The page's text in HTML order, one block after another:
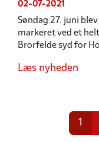
02-07-2021
Søndag 27. juni
markeret ved et
Brorfelde syd for
Læs nyheden
1